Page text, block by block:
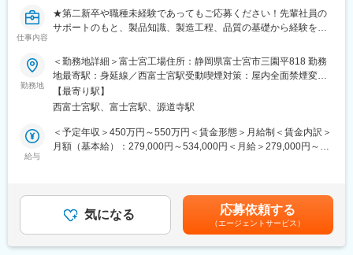
・各種生産設備（組立機、充てん設備、包装設備等）の機械要求
仕様～設備仕様まとめ
・生産設備の手配～導入設備立上げ～バリデーション、生産準備
・生産設備故障トラブル時の復旧対応（復元の提案、応急処置等
の設計支援）
・医薬品、医療機の製造に準ずる文書作成
設備技術課は約30名が在籍し、機械系、電気系、工作チームの３
チームに分かれています。
世界中の人々の生命・健康を支える医薬品や医療機器のものづく
りに関わる
仕事であり、医療を通じた社会貢献を実感できる
・自分が手がけた設備で「安全で安心な製品を製造しお客様にお
仕事内容
★第二新卒や職種未経験であってもご応募ください！先輩社員の
サポートのもと、製品知識、製造工程、品質の基礎から経験を積
★世界160以上の国と地域で使用される医療機器メーカーの開発
職です！
★新製品の立案から量産設計、既存製品の改良まで、製品軸で一
気通貫で開発業務か関わることができます！
■採用背景：
配属予定の開発部では、医療機器・医薬品の新商品開発から既存
活躍いただけるメンバーを募集します。
勤務地
＜勤務地詳細＞富士宮工場住所：静岡県富士宮市三園平818 勤務
地最寄駅：身延線／西富士宮駅受動喫煙対策：屋内全面禁煙変更
の範囲：会社の定める事業所（リモートワーク含む）
【最寄り駅】
西富士宮駅、富士宮駅、源道寺駅
給与
＜予定年収＞450万円～550万円＜賃金形態＞月給制＜賃金内訳＞
月額（基本給）：279,000円～534,000円＜月給＞279,000円～
じて上下する可能性があります。月給(月額)は固定手当を含めた表
記です。気になる 応募依頼する
（エージェントサービス）